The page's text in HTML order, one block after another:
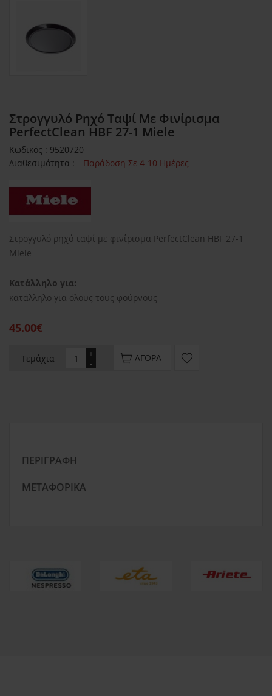
Στρογγυλό Ρηχό Ταψί Με Φινίρισμα
PerfectClean HBF 27-1 Miele
Κωδικός : 9520720
Διαθεσιμότητα :
Παράδοση Σε 4-10 Ημέρες
Στρογγυλό ρηχό ταψί με φινίρισμα PerfectClean HBF 27-1
Miele
Κατάλληλο για:
κατάλληλο για όλους τους φούρνους
45.00€
Τεμάχια -
+ ΑΓΟΡΆ
ΠΕΡΙΓΡΑΦΉ
ΜΕΤΑΦΟΡΙΚΆ